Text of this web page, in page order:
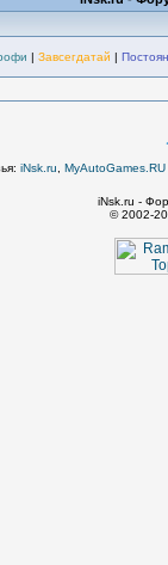
| Завсегдатай |
iNsk.ru
iNsk.ru -
© 2002-